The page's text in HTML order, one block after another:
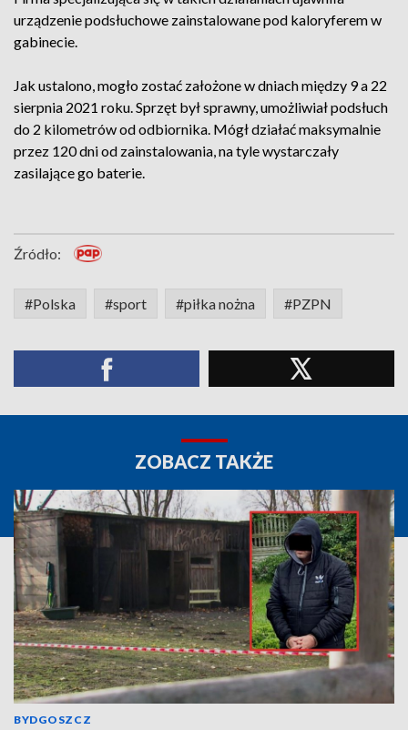
urządzenie podsłuchowe zainstalowane pod kaloryferem w
gabinecie.
Jak ustalono, mogło zostać założone w dniach między 9 a 22
sierpnia 2021 roku. Sprzęt był sprawny, umożliwiał podsłuch
do 2 kilometrów od odbiornika. Mógł działać maksymalnie
przez 120 dni od zainstalowania, na tyle wystarczały
zasilające go baterie.
Źródło:
#Polska #sport #piłka nożna #PZPN
ZOBACZ TAKŻE
BYDGOSZCZ